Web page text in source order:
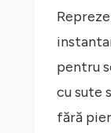
pentru
cu sute
fără